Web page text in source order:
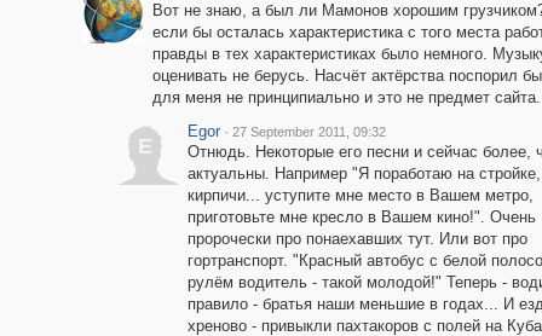
Вот не знаю, а был ли Мамонов хорошим
если бы осталась характеристика с того места
правды в тех характеристиках было немного.
оценивать не берусь. Насчёт актёрства поспорил
для меня не принципиально и это не предмет сайта.
E
Egor · 27 September 2011, 09:32
Отнюдь. Некоторые его песни и сейчас более,
актуальны. Например "Я поработаю на
кирпичи... уступите мне место в Вашем метро,
приготовьте мне кресло в Вашем кино!". Очень
пророчески про понаехавших тут. Или вот про
гортранспорт. "Красный автобус с белой
рулём водитель - такой молодой!" Теперь -
правило - братья наши меньшие в годах... И
хреново - привыкли пахтакоров с полей на